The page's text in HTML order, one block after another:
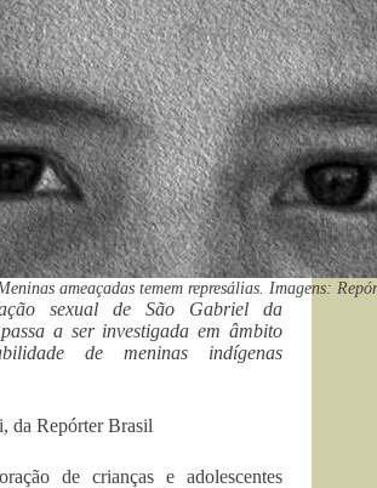
ameaçadas temem represálias. Imagens:
sexual de São Gabriel da
a ser investigada em âmbito
de meninas indígenas
da Repórter Brasil
de crianças e adolescentes